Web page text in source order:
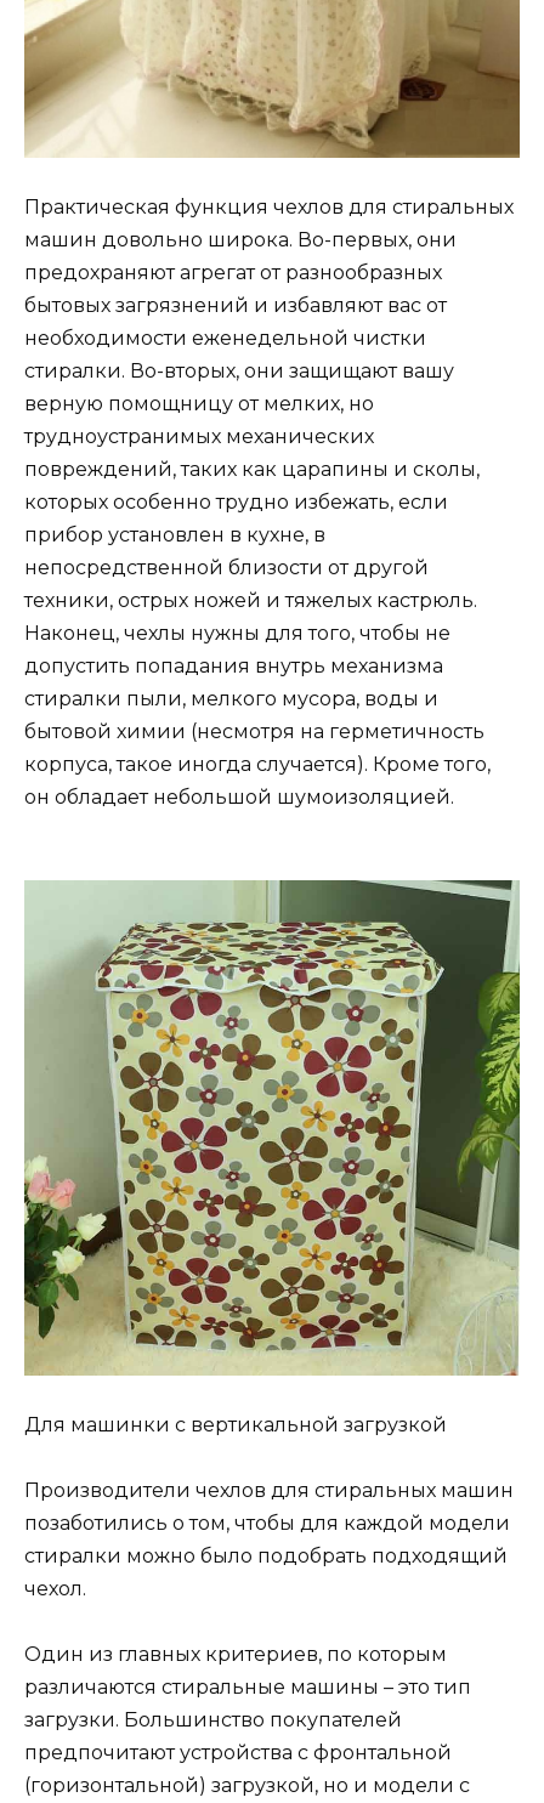
Практическая функция чехлов для стиральных
машин довольно широка. Во-первых, они
предохраняют агрегат от разнообразных
бытовых загрязнений и избавляют вас от
необходимости еженедельной чистки
стиралки. Во-вторых, они защищают вашу
верную помощницу от мелких, но
трудноустранимых механических
повреждений, таких как царапины и сколы,
которых особенно трудно избежать, если
прибор установлен в кухне, в
непосредственной близости от другой
техники, острых ножей и тяжелых кастрюль.
Наконец, чехлы нужны для того, чтобы не
допустить попадания внутрь механизма
стиралки пыли, мелкого мусора, воды и
бытовой химии (несмотря на герметичность
корпуса, такое иногда случается). Кроме того,
он обладает небольшой шумоизоляцией.
Для машинки с вертикальной загрузкой
Производители чехлов для стиральных машин
позаботились о том, чтобы для каждой модели
стиралки можно было подобрать подходящий
чехол.
Один из главных критериев, по которым
различаются стиральные машины – это тип
загрузки. Большинство покупателей
предпочитают устройства с фронтальной
(горизонтальной) загрузкой, но и модели с